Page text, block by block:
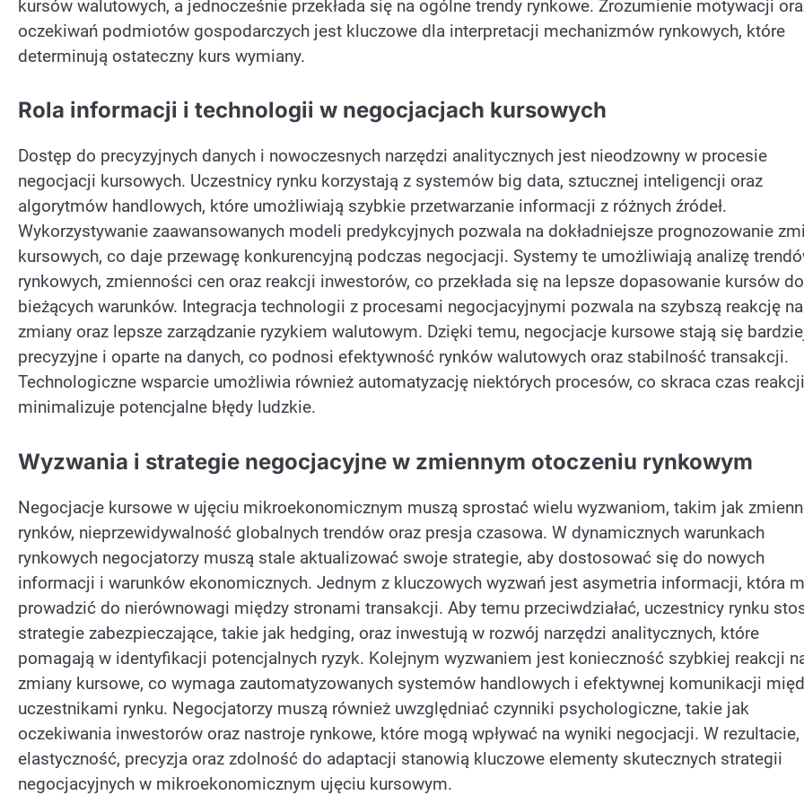
kursów walutowych, a jednocześnie przekłada się na ogólne trendy rynkowe. Zrozumienie motywacji
oczekiwań podmiotów gospodarczych jest kluczowe dla interpretacji mechanizmów rynkowych, które
determinują ostateczny kurs wymiany.
Rola informacji i technologii w negocjacjach kursowych
Dostęp do precyzyjnych danych i nowoczesnych narzędzi analitycznych jest nieodzowny w procesie
negocjacji kursowych. Uczestnicy rynku korzystają z systemów big data, sztucznej inteligencji oraz
algorytmów handlowych, które umożliwiają szybkie przetwarzanie informacji z różnych źródeł.
Wykorzystywanie zaawansowanych modeli predykcyjnych pozwala na dokładniejsze prognozowanie
kursowych, co daje przewagę konkurencyjną podczas negocjacji. Systemy te umożliwiają analizę
rynkowych, zmienności cen oraz reakcji inwestorów, co przekłada się na lepsze dopasowanie kursów do
bieżących warunków. Integracja technologii z procesami negocjacyjnymi pozwala na szybszą reakcję na
zmiany oraz lepsze zarządzanie ryzykiem walutowym. Dzięki temu, negocjacje kursowe stają się
precyzyjne i oparte na danych, co podnosi efektywność rynków walutowych oraz stabilność transakcji.
Technologiczne wsparcie umożliwia również automatyzację niektórych procesów, co skraca czas
minimalizuje potencjalne błędy ludzkie.
Wyzwania i strategie negocjacyjne w zmiennym otoczeniu rynkowym
Negocjacje kursowe w ujęciu mikroekonomicznym muszą sprostać wielu wyzwaniom, takim jak
rynków, nieprzewidywalność globalnych trendów oraz presja czasowa. W dynamicznych warunkach
rynkowych negocjatorzy muszą stale aktualizować swoje strategie, aby dostosować się do nowych
informacji i warunków ekonomicznych. Jednym z kluczowych wyzwań jest asymetria informacji, która
prowadzić do nierównowagi między stronami transakcji. Aby temu przeciwdziałać, uczestnicy rynku
strategie zabezpieczające, takie jak hedging, oraz inwestują w rozwój narzędzi analitycznych, które
pomagają w identyfikacji potencjalnych ryzyk. Kolejnym wyzwaniem jest konieczność szybkiej reakcji
zmiany kursowe, co wymaga zautomatyzowanych systemów handlowych i efektywnej komunikacji
uczestnikami rynku. Negocjatorzy muszą również uwzględniać czynniki psychologiczne, takie jak
oczekiwania inwestorów oraz nastroje rynkowe, które mogą wpływać na wyniki negocjacji. W rezultacie,
elastyczność, precyzja oraz zdolność do adaptacji stanowią kluczowe elementy skutecznych strategii
negocjacyjnych w mikroekonomicznym ujęciu kursowym.